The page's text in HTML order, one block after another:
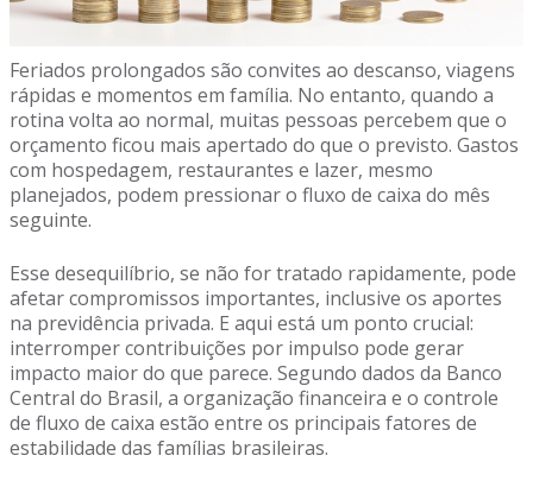
Feriados prolongados são convites ao descanso, viagens
rápidas e momentos em família. No entanto, quando a
rotina volta ao normal, muitas pessoas percebem que o
orçamento ficou mais apertado do que o previsto. Gastos
com hospedagem, restaurantes e lazer, mesmo
planejados, podem pressionar o fluxo de caixa do mês
seguinte.
Esse desequilíbrio, se não for tratado rapidamente, pode
afetar compromissos importantes, inclusive os aportes
na previdência privada. E aqui está um ponto crucial:
interromper contribuições por impulso pode gerar
impacto maior do que parece. Segundo dados da Banco
Central do Brasil, a organização financeira e o controle
de fluxo de caixa estão entre os principais fatores de
estabilidade das famílias brasileiras.